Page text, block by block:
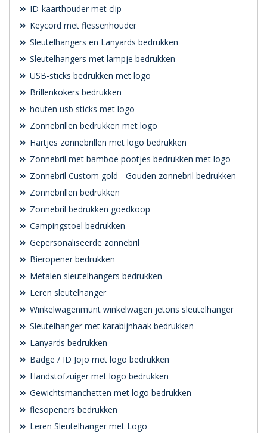
ID-kaarthouder met clip
Keycord met flessenhouder
Sleutelhangers en Lanyards bedrukken
Sleutelhangers met lampje bedrukken
USB-sticks bedrukken met logo
Brillenkokers bedrukken
houten usb sticks met logo
Zonnebrillen bedrukken met logo
Hartjes zonnebrillen met logo bedrukken
Zonnebril met bamboe pootjes bedrukken met logo
Zonnebril Custom gold - Gouden zonnebril bedrukken
Zonnebrillen bedrukken
Zonnebril bedrukken goedkoop
Campingstoel bedrukken
Gepersonaliseerde zonnebril
Bieropener bedrukken
Metalen sleutelhangers bedrukken
Leren sleutelhanger
Winkelwagenmunt winkelwagen jetons sleutelhanger
Sleutelhanger met karabijnhaak bedrukken
Lanyards bedrukken
Badge / ID Jojo met logo bedrukken
Handstofzuiger met logo bedrukken
Gewichtsmanchetten met logo bedrukken
flesopeners bedrukken
Leren Sleutelhanger met Logo